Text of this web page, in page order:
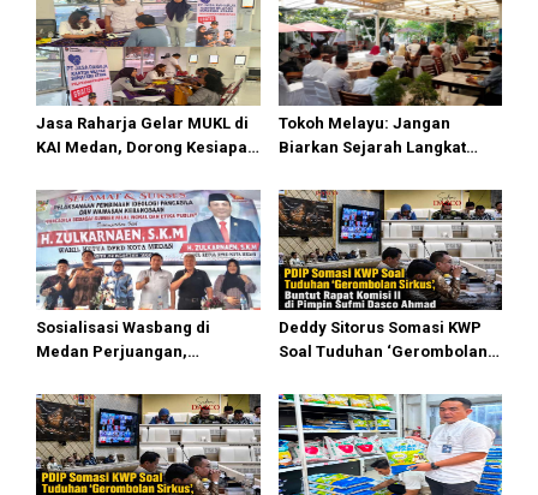
Jasa Raharja Gelar MUKL di
KAI Medan, Dorong Kesiapan
Transportasi
Tokoh Melayu: Jangan
Biarkan Sejarah Langkat
Sosialisasi Wasbang di
Medan Perjuangan,
Perjuangkan Ruang Bermain
Anak
Deddy Sitorus Somasi KWP
Soal Tuduhan ‘Gerombolan
II Dipimpin Sufmi Dasco
Ahmad